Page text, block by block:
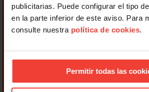
publicitarias. Puede configurar el tipo
en la parte inferior de este aviso. Para
consulte nuestra política de cookies.
Permitir todas las